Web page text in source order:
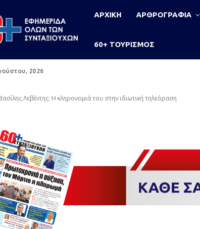
ΑΡΧΙΚΗ ΑΡΘΡΟΓΡΑΦΙΑ
60+ ΤΟΥΡΙΣΜΟΣ
2026
Λεβέντης: Η κληρονομιά του στην ιδιωτική τηλεόραση